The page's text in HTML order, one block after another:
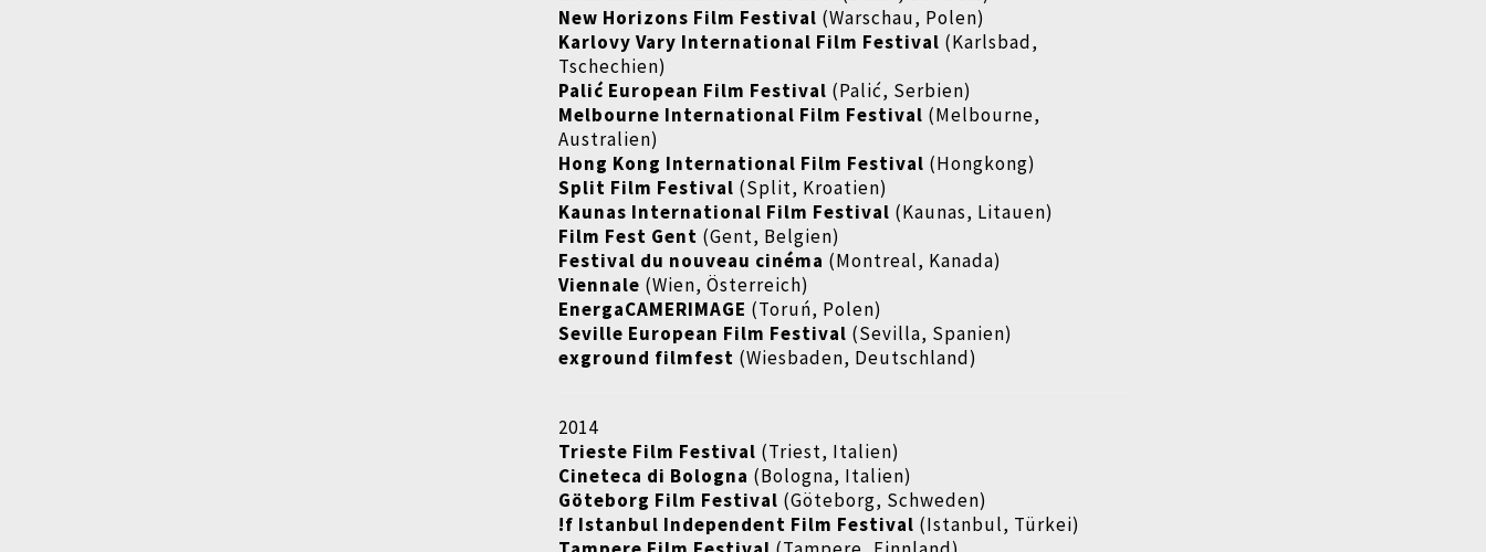
New Horizons Film Festival (Warschau, Polen)
Karlovy Vary International Film Festival (Karlsbad,
Tschechien)
Palić European Film Festival (Palić, Serbien)
Melbourne International Film Festival (Melbourne,
Australien)
Hong Kong International Film Festival (Hongkong)
Split Film Festival (Split, Kroatien)
Kaunas International Film Festival (Kaunas, Litauen)
Film Fest Gent (Gent, Belgien)
Festival du nouveau cinéma (Montreal, Kanada)
Viennale (Wien, Österreich)
EnergaCAMERIMAGE (Toruń, Polen)
Seville European Film Festival (Sevilla, Spanien)
exground filmfest (Wiesbaden, Deutschland)
2014
Trieste Film Festival (Triest, Italien)
Cineteca di Bologna (Bologna, Italien)
Göteborg Film Festival (Göteborg, Schweden)
!f Istanbul Independent Film Festival (Istanbul, Türkei)